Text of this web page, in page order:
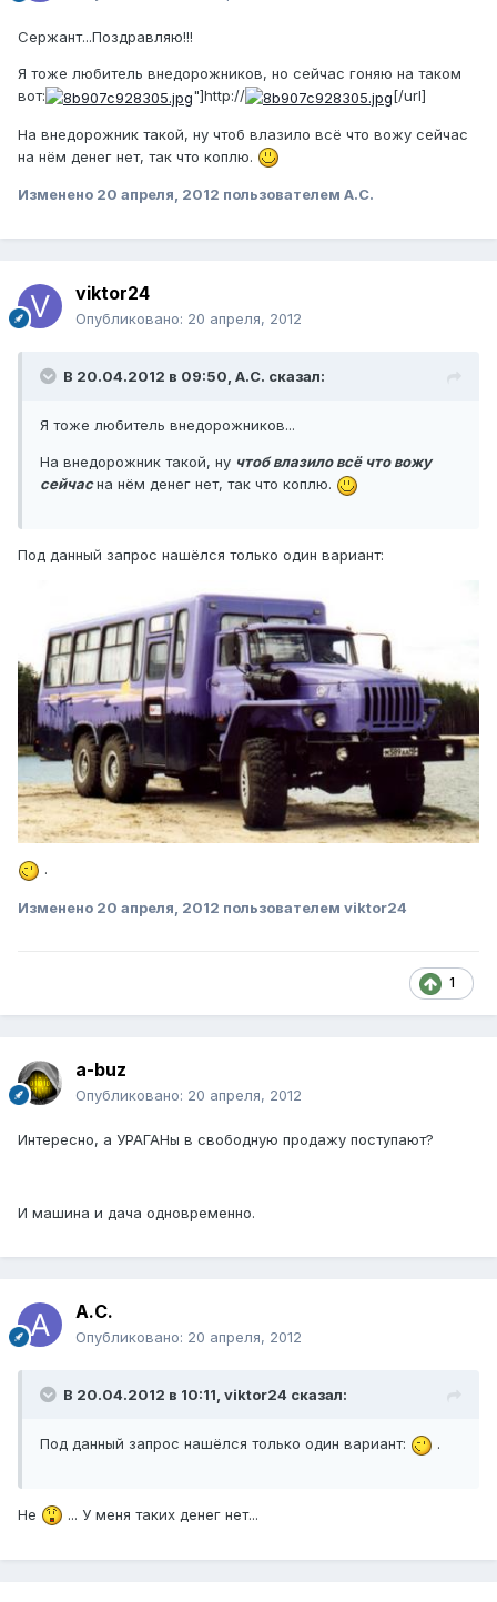
Сержант...Поздравляю!!!
Я тоже любитель внедорожников, но сейчас гоняю на таком
вот:
"]http:// [/url]
На внедорожник такой, ну чтоб влазило всё что вожу сейчас
на нём денег нет, так что коплю.
Изменено 20 апреля, 2012 пользователем А.С.
viktor24
Опубликовано: 20 апреля, 2012
В 20.04.2012 в 09:50, А.С. сказал:
Я тоже любитель внедорожников...
На внедорожник такой, ну чтоб влазило всё что вожу
сейчасна нём денег нет, так что коплю.
Под данный запрос нашёлся только один вариант:
.
Изменено 20 апреля, 2012 пользователем viktor24
1
a-buz
Опубликовано: 20 апреля, 2012
Интересно, а УРАГАНы в свободную продажу поступают?
И машина и дача одновременно.
А.С.
Опубликовано: 20 апреля, 2012
В 20.04.2012 в 10:11, viktor24 сказал:
Под данный запрос нашёлся только один вариант: .
Не ... У меня таких денег нет...